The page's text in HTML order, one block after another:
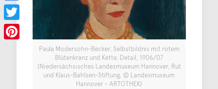
Paula Modersohn-Becker, Selbstbildnis mit rotem
Blütenkranz und Kette, Detail, 1906/07
(Niedersächsisches Landesmuseum Hannover, Rut
und Klaus-Bahlsen-Stiftung, © Landesmuseum
Hannover – ARTOTHEK)
Facebook
Twitter